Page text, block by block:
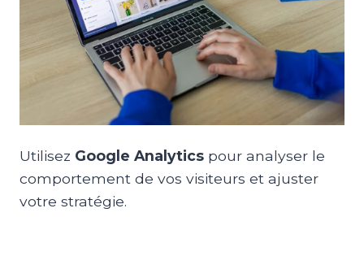
Utilisez Google Analytics pour analyser le
comportement de vos visiteurs et ajuster
votre stratégie.